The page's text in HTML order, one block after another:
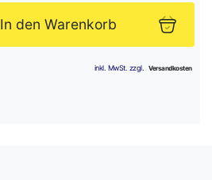
In den Warenkorb